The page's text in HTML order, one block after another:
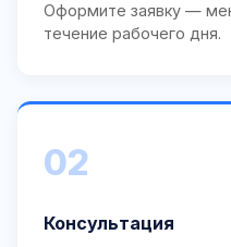
Оформите заявку —
течение рабочего дня.
02
Консультация